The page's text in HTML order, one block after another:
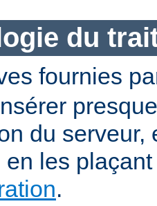
du
fournies
du serveur,
en les
.